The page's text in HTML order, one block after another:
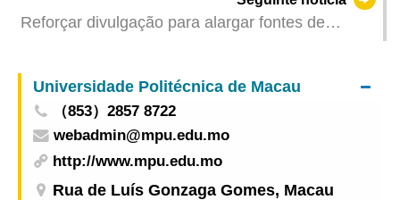
conferência internacional mais prestigiada na
área de visão computacional
Reforçar divulgação para alargar fontes de
milhões
Universidade Politécnica de Macau
（853）2857 8722
webadmin@mpu.edu.mo
http://www.mpu.edu.mo
Rua de Luís Gonzaga Gomes, Macau